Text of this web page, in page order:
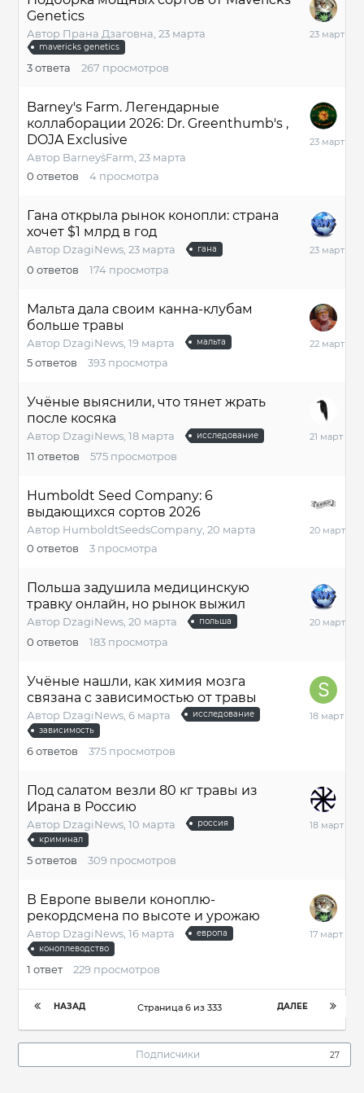
Genetics
Автор Прана Дзаговна 23 марта
mavericks genetics
3ответа 267 просмотров
23
марта
Barney's Farm. Легендарные
коллаборации 2026: Dr. Greenthumb's ,
DOJA Exclusive
Автор Barney`sFarm 23 марта
0 ответов 4 просмотра
23
Гана открыла рынок конопли: страна
хочет $1 млрд в год
Автор DzagiNews 23 марта гана
0 ответов 174 просмотра
23
Мальта дала своим канна-клубам
больше травы
Автор DzagiNews 19 марта мальта
5ответов 393 просмотра
22
Учёные выяснили, что тянет жрать
после косяка
Автор DzagiNews, 18 марта исследование
11 ответов 575 просмотров
21
Humboldt Seed Company: 6
выдающихся сортов 2026
Автор HumboldtSeedsCompany 20 марта
0 ответов 3 просмотра
20
Польша задушила медицинскую
травку онлайн, но рынок выжил
Автор DzagiNews 20 марта польша
0 ответов 183 просмотра
20
Учёные нашли, как химия мозга
связана с зависимостью от травы
Автор DzagiNews 6 марта
исследование
зависимость
6ответов 375 просмотров
18
марта
Под салатом везли 80 кг травы из
Ирана в Россию
Автор DzagiNews 10 марта
россия
криминал
5ответов 309 просмотров
18
В Европе вывели коноплю-
рекордсмена по высоте и урожаю
Автор DzagiNews 16 марта
европа
коноплеводство
1 ответ 229 просмотров
17
НАЗАД ДАЛЕЕ
Страница 6 из 333
Подписчики 27